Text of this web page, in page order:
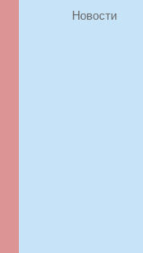
Рубрики
Новости